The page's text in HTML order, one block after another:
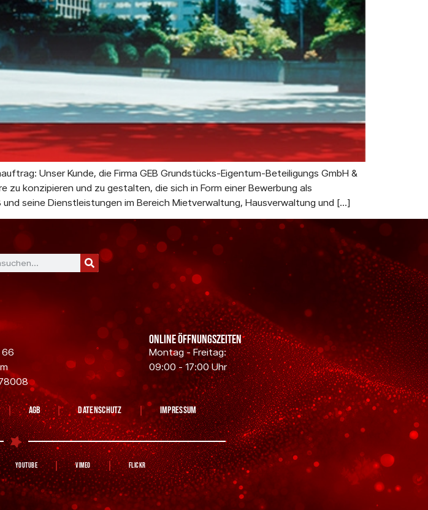
Unser Kunde, die Firma GEB Grundstücks-Eigentum-Beteiligungs GmbH &
konzipieren und zu gestalten, die sich in Form einer Bewerbung als
seine Dienstleistungen im Bereich Mietverwaltung, Hausverwaltung und […]
Online Öffnungszeiten
Montag - Freitag:
09:00 - 17:00 Uhr
AGB Datenschutz Impressum
YouTube Vimeo Flickr